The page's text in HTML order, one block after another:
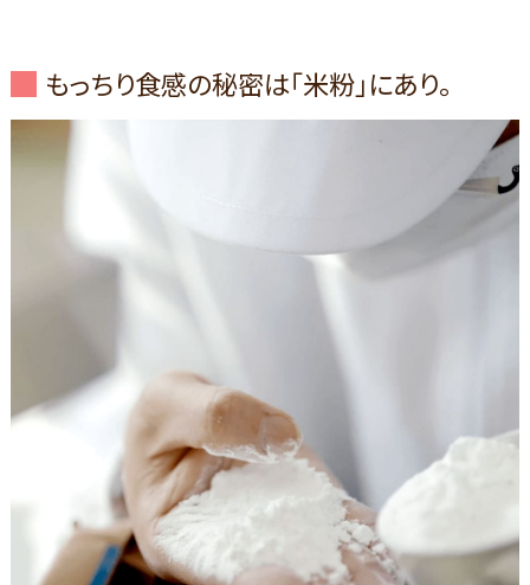
もっちり食感の秘密は「米粉」にあり。